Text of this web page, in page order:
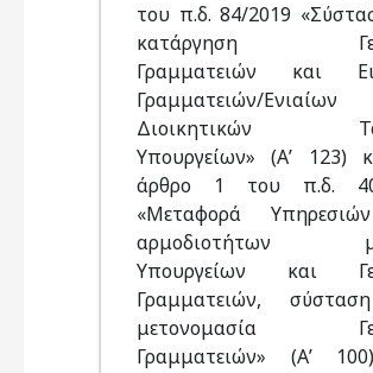
του π.δ. 84/2019
κατάργηση
Γραμματειών και
Γραμματειών/Ενιαίων
Διοικητικών
Υπουργείων» (Α’ 123)
άρθρο 1 του π.δ.
«Μεταφορά
αρμοδιοτήτων
Υπουργείων και
Γραμματειών,
μετονομασία
Γραμματειών» (Α’